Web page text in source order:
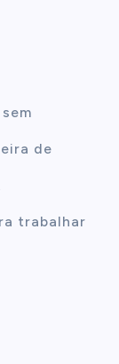
de
trabalhar